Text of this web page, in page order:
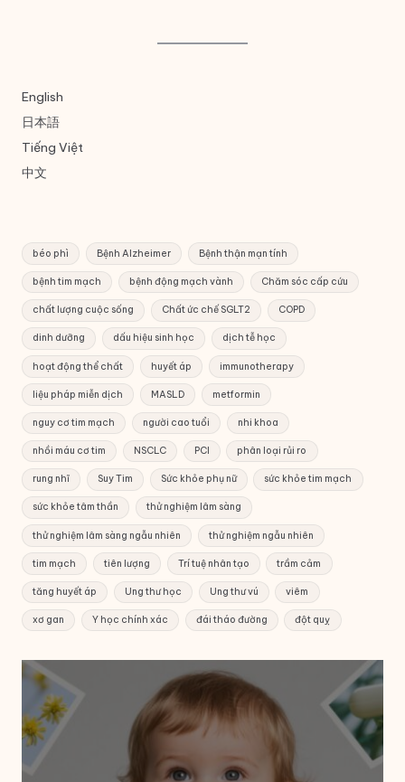
English
日本語
Tiếng Việt
中文
béo phì Bệnh Alzheimer Bệnh thận mạn tính
bệnh tim mạch bệnh động mạch vành Chăm sóc cấp cứu
chất lượng cuộc sống Chất ức chế SGLT2 COPD
dinh dưỡng dấu hiệu sinh học dịch tễ học
hoạt động thể chất huyết áp immunotherapy
liệu pháp miễn dịch MASLD metformin
nguy cơ tim mạch người cao tuổi nhi khoa
nhồi máu cơ tim NSCLC PCI phân loại rủi ro
rung nhĩ Suy Tim Sức khỏe phụ nữ sức khỏe tim mạch
sức khỏe tâm thần thử nghiệm lâm sàng
thử nghiệm lâm sàng ngẫu nhiên thử nghiệm ngẫu nhiên
tim mạch tiên lượng Trí tuệ nhân tạo trầm cảm
tăng huyết áp Ung thư học Ung thư vú viêm
xơ gan Y học chính xác đái tháo đường đột quỵ